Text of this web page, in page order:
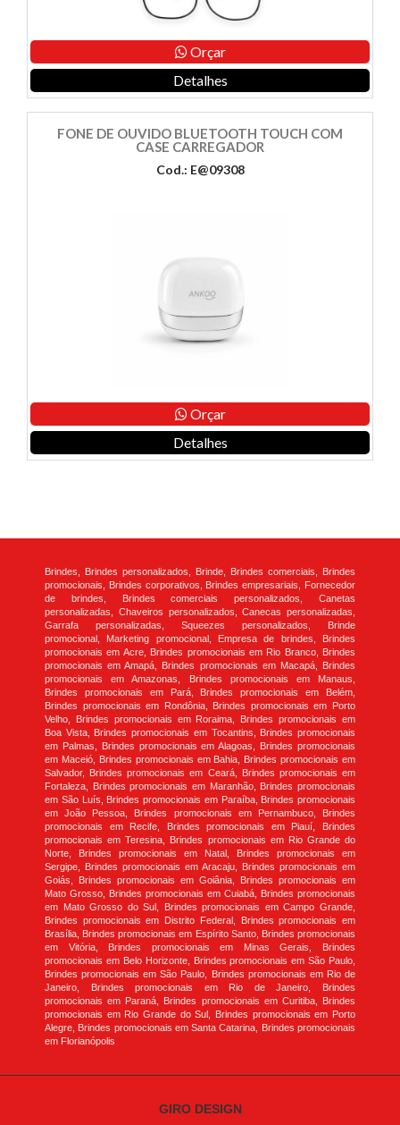
Orçar
Detalhes
FONE DE OUVIDO BLUETOOTH TOUCH COM
CASE CARREGADOR
Cod.: E@09308
Orçar
Detalhes
Brindes, Brindes personalizados, Brinde, Brindes comerciais, Brindes
promocionais, Brindes corporativos, Brindes empresariais, Fornecedor
de brindes, Brindes comerciais personalizados, Canetas
personalizadas, Chaveiros personalizados, Canecas personalizadas,
Garrafa personalizadas, Squeezes personalizados, Brinde
promocional, Marketing promocional, Empresa de brindes, Brindes
promocionais em Acre, Brindes promocionais em Rio Branco, Brindes
promocionais em Amapá, Brindes promocionais em Macapá, Brindes
promocionais em Amazonas, Brindes promocionais em Manaus,
Brindes promocionais em Pará, Brindes promocionais em Belém,
Brindes promocionais em Rondônia, Brindes promocionais em Porto
Velho, Brindes promocionais em Roraima, Brindes promocionais em
Boa Vista, Brindes promocionais em Tocantins, Brindes promocionais
em Palmas, Brindes promocionais em Alagoas, Brindes promocionais
em Maceió, Brindes promocionais em Bahia, Brindes promocionais em
Salvador, Brindes promocionais em Ceará, Brindes promocionais em
Fortaleza, Brindes promocionais em Maranhão, Brindes promocionais
em São Luís, Brindes promocionais em Paraíba, Brindes promocionais
em João Pessoa, Brindes promocionais em Pernambuco, Brindes
promocionais em Recife, Brindes promocionais em Piauí, Brindes
promocionais em Teresina, Brindes promocionais em Rio Grande do
Norte, Brindes promocionais em Natal, Brindes promocionais em
Sergipe, Brindes promocionais em Aracaju, Brindes promocionais em
Goiás, Brindes promocionais em Goiânia, Brindes promocionais em
Mato Grosso, Brindes promocionais em Cuiabá, Brindes promocionais
em Mato Grosso do Sul, Brindes promocionais em Campo Grande,
Brindes promocionais em Distrito Federal, Brindes promocionais em
Brasília, Brindes promocionais em Espírito Santo, Brindes promocionais
em Vitória, Brindes promocionais em Minas Gerais, Brindes
promocionais em Belo Horizonte, Brindes promocionais em São Paulo,
Brindes promocionais em São Paulo, Brindes promocionais em Rio de
Janeiro, Brindes promocionais em Rio de Janeiro, Brindes
promocionais em Paraná, Brindes promocionais em Curitiba, Brindes
promocionais em Rio Grande do Sul, Brindes promocionais em Porto
Alegre, Brindes promocionais em Santa Catarina, Brindes promocionais
em Florianópolis
GIRO DESIGN